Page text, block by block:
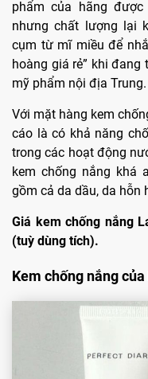
phẩm của hãng
nhưng chất lượng lại
cụm từ mĩ miều để
hoàng giá rẻ” khi
mỹ phẩm nội địa Trung.
Với mặt hàng kem
cáo là có khả năng
trong các hoạt động
kem chống nắng khá
gồm cả da dầu, da hỗn
Giá kem chống nắng
(tuỳ dùng tích).
Kem chống nắng